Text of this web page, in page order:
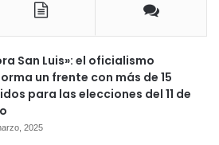
San Luis»: el oficialismo
un frente con más de 15
para las elecciones del 11 de
2025